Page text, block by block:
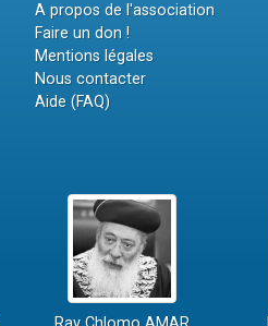
A propos de l'association
Faire un don !
Mentions légales
Nous contacter
Aide (FAQ)